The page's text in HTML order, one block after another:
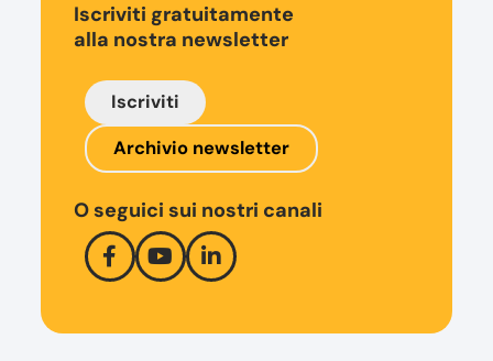
Iscriviti gratuitamente
alla nostra newsletter
Iscriviti
Archivio newsletter
O seguici sui nostri canali